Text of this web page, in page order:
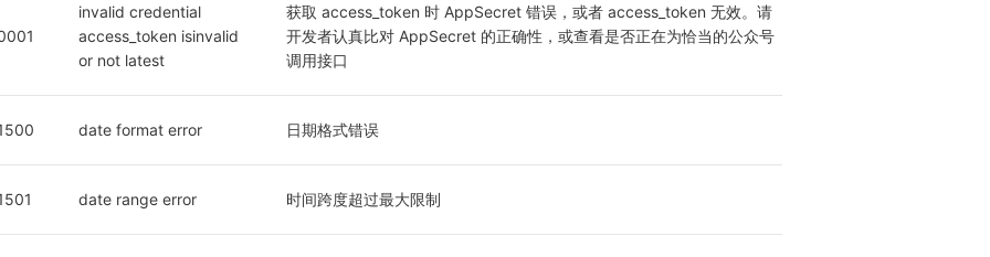
invalid credential
access_token isinvalid
or not latest
获取 access_token 时 AppSecret 错误，或者 access_token 无效。请
开发者认真比对 AppSecret 的正确性，或查看是否正在为恰当的公众号
调用接口
date format error 日期格式错误
date range error 时间跨度超过最大限制